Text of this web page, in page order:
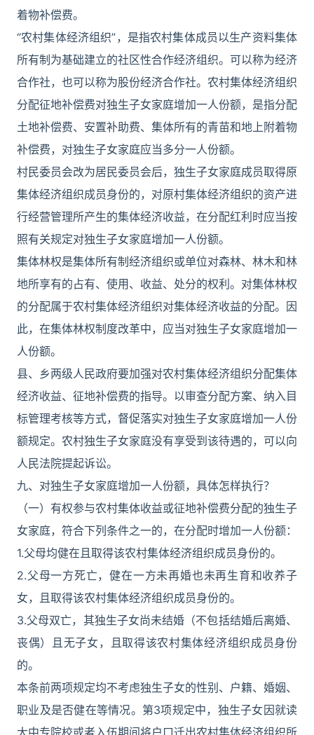
着物补偿费。
“农村集体经济组织”，是指农村集体成员以生产资料集体
所有制为基础建立的社区性合作经济组织。可以称为经济
合作社，也可以称为股份经济合作社。农村集体经济组织
分配征地补偿费对独生子女家庭增加一人份额，是指分配
土地补偿费、安置补助费、集体所有的青苗和地上附着物
补偿费，对独生子女家庭应当多分一人份额。
村民委员会改为居民委员会后，独生子女家庭成员取得原
集体经济组织成员身份的，对原村集体经济组织的资产进
行经营管理所产生的集体经济收益，在分配红利时应当按
照有关规定对独生子女家庭增加一人份额。
集体林权是集体所有制经济组织或单位对森林、林木和林
地所享有的占有、使用、收益、处分的权利。对集体林权
的分配属于农村集体经济组织对集体经济收益的分配。因
此，在集体林权制度改革中，应当对独生子女家庭增加一
人份额。
县、乡两级人民政府要加强对农村集体经济组织分配集体
经济收益、征地补偿费的指导。以审查分配方案、纳入目
标管理考核等方式，督促落实对独生子女家庭增加一人份
额规定。农村独生子女家庭没有享受到该待遇的，可以向
人民法院提起诉讼。
九、对独生子女家庭增加一人份额，具体怎样执行？
（一）有权参与农村集体收益或征地补偿费分配的独生子
女家庭，符合下列条件之一的，在分配时增加一人份额：
1.父母均健在且取得该农村集体经济组织成员身份的。
2.父母一方死亡，健在一方未再婚也未再生育和收养子
女，且取得该农村集体经济组织成员身份的。
3.父母双亡，其独生子女尚未结婚（不包括结婚后离婚、
丧偶）且无子女，且取得该农村集体经济组织成员身份
的。
本条前两项规定均不考虑独生子女的性别、户籍、婚姻、
职业及是否健在等情况。第3项规定中，独生子女因就读
大中专院校或者入伍期间将户口迁出农村集体经济组织所